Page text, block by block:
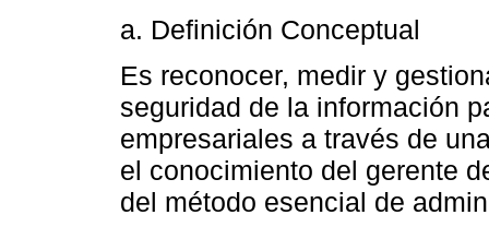
a. Definición Conceptual
Es reconocer, medir y
seguridad de la información
empresariales a través de
el conocimiento del gerente
del método esencial de